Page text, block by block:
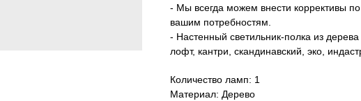
- Мы всегда можем внести коррективы
вашим потребностям.
- Настенный светильник-полка из
лофт, кантри, скандинавский, эко,
Количество ламп: 1
Материал: Дерево